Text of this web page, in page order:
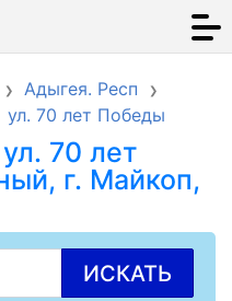
Адыгея. Респ
ул. 70 лет Победы
70 лет
г. Майкоп,
ИСКАТЬ